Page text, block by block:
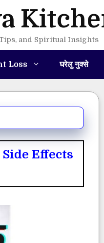
and Spiritual Insights
Loss घरेलु नुक्से
Side Effects